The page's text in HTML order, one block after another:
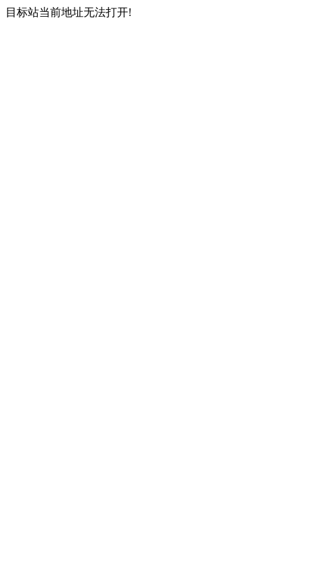
目标站当前地址无法打开!